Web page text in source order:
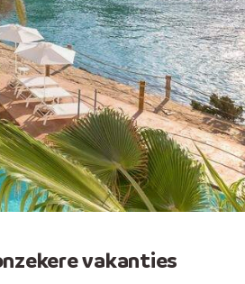
vakanties